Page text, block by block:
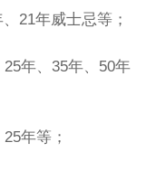
21年威士忌等；
年、35年、50年
年等；